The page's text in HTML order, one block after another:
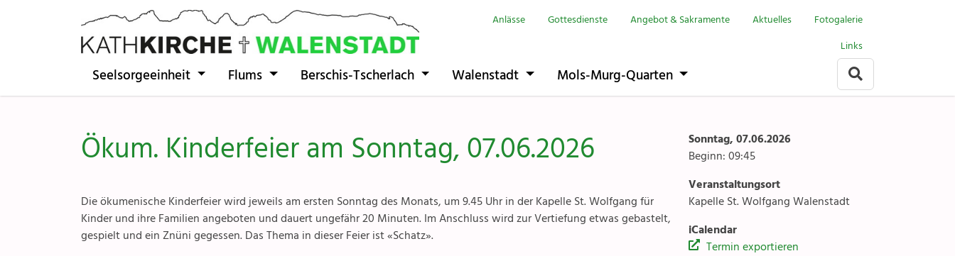
Direkt zur Hauptnavigation springen
Anlässe Gottesdienste Angebot & Sakramente Aktuelles
Fotogalerie
Links
Seelsorgeeinheit Flums Berschis-Tscherlach Walenstadt Mols-Murg-Quarten
Ökum. Kinderfeier am Sonntag, 07.06.2026
Die ökumenische Kinderfeier wird jeweils am ersten Sonntag des Monats, um 9.45 Uhr in der Kapelle St. Wolfgang für
Kinder und ihre Familien angeboten und dauert ungefähr 20 Minuten. Im Anschluss wird zur Vertiefung etwas gebastelt,
gespielt und ein Znüni gegessen. Das Thema in dieser Feier ist «Schatz».
Sonntag, 07.06.2026
Beginn: 09:45
Veranstaltungsort
Kapelle St. Wolfgang Walenstadt
iCalendar
Termin exportieren
Menu
Walenstadt
Mols-Murg-Quarten
Walenstadt
Kontakte
Gremien & Räte
Aktuelles & Fotogalerien